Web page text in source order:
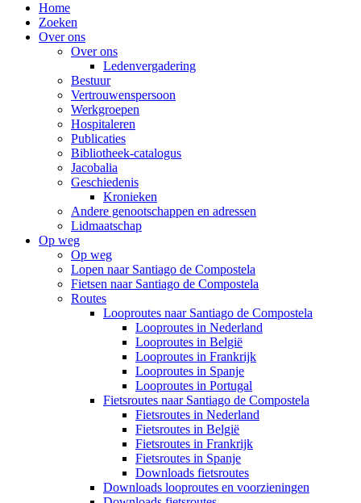
Home
Zoeken
Over ons
Over ons
Ledenvergadering
Bestuur
Vertrouwenspersoon
Werkgroepen
Hospitaleren
Publicaties
Bibliotheek-catalogus
Jacobalia
Geschiedenis
Kronieken
Andere genootschappen en adressen
Lidmaatschap
Op weg
Op weg
Lopen naar Santiago de Compostela
Fietsen naar Santiago de Compostela
Routes
Looproutes naar Santiago de Compostela
Looproutes in Nederland
Looproutes in België
Looproutes in Frankrijk
Looproutes in Spanje
Looproutes in Portugal
Fietsroutes naar Santiago de Compostela
Fietsroutes in Nederland
Fietsroutes in België
Fietsroutes in Frankrijk
Fietsroutes in Spanje
Downloads fietsroutes
Downloads looproutes en voorzieningen